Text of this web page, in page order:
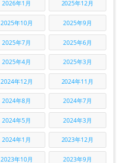
2026年1月 2025年12月
2025年10月 2025年9月
2025年7月 2025年6月
2025年4月 2025年3月
2024年12月 2024年11月
2024年8月 2024年7月
2024年5月 2024年3月
2024年1月 2023年12月
2023年10月 2023年9月